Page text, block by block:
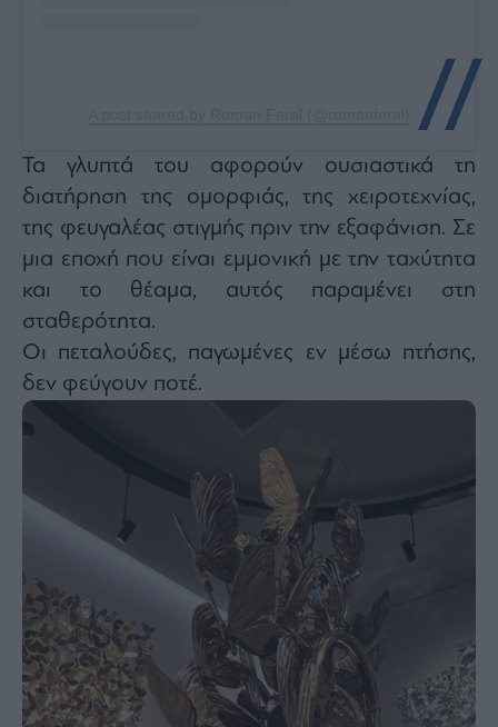
Τα γλυπτά του αφορούν ουσιαστικά τη
διατήρηση της ομορφιάς, της χειροτεχνίας,
της φευγαλέας στιγμής πριν την εξαφάνιση. Σε
μια εποχή που είναι εμμονική με την ταχύτητα
και το θέαμα, αυτός παραμένει στη
σταθερότητα.
Οι πεταλούδες, παγωμένες εν μέσω πτήσης,
δεν φεύγουν ποτέ.